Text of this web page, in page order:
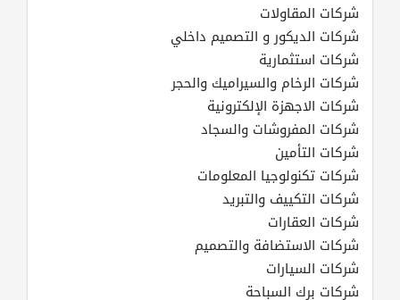
شركات المقاولات
شركات الديكور و التصميم داخلي
شركات استثمارية
شركات الرخام والسيراميك والحجر
شركات الاجهزة الإلكترونية
شركات المفروشات والسجاد
شركات التأمين
شركات تكنولوجيا المعلومات
شركات التكييف والتبريد
شركات العقارات
شركات الاستضافة والتصميم
شركات السيارات
شركات برك السباحة